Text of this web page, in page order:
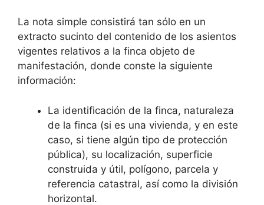
La nota simple consistirá tan sólo en un
extracto sucinto del contenido de los asientos
vigentes relativos a la finca objeto de
manifestación, donde conste la siguiente
información:
La identificación de la finca, naturaleza
de la finca (si es una vivienda, y en este
caso, si tiene algún tipo de protección
pública), su localización, superficie
construida y útil, polígono, parcela y
referencia catastral, así como la división
horizontal.